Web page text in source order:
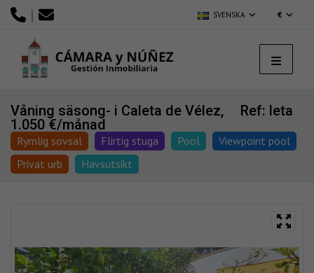
| SVENSKA €
Ref: leta
Våning säsong- i Caleta de Vélez,
1.050 €/månad
Rymlig sovsal Flirtig stuga Pool
Viewpoint pool
Privat urb
Havsutsikt